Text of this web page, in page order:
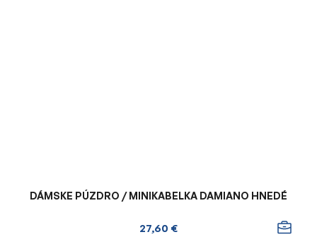
DÁMSKE PÚZDRO / MINIKABELKA DAMIANO HNEDÉ
27,60 €